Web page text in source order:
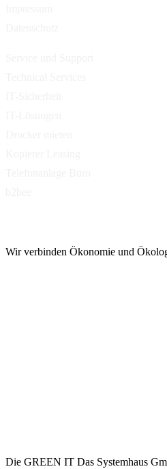
Wir verbinden Ökonomie und
Die GREEN IT Das Systemhaus